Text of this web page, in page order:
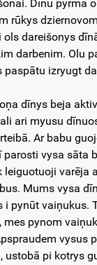
Dīnu pyrma
rūkys
ols dareišonys
darbenim. Olu
paspātu izryugt
dīnys beja
ari myusu
Ar babu
vysa sāta
leiguotuoji varēja
Mums vysa
i pynūt vaiņukus.
pynom
vysus
ustobā pi kotrys